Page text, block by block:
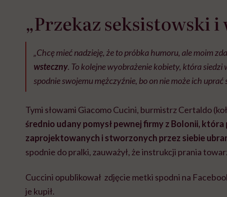
„Przekaz seksistowski i
„Chcę mieć nadzieję, że to próbka humoru, ale moim
wsteczny. To kolejne wyobrażenie kobiety, która
spodnie swojemu mężczyźnie, bo on nie może ich uprać
Tymi słowami Giacomo Cucini, burmistrz Certaldo
średnio udany pomysł pewnej firmy z Bolonii, która
zaprojektowanych i stworzonych przez siebie
spodnie do pralki, zauważył, że instrukcji prania
Cuccini opublikował zdjęcie metki spodni na
je kupił.